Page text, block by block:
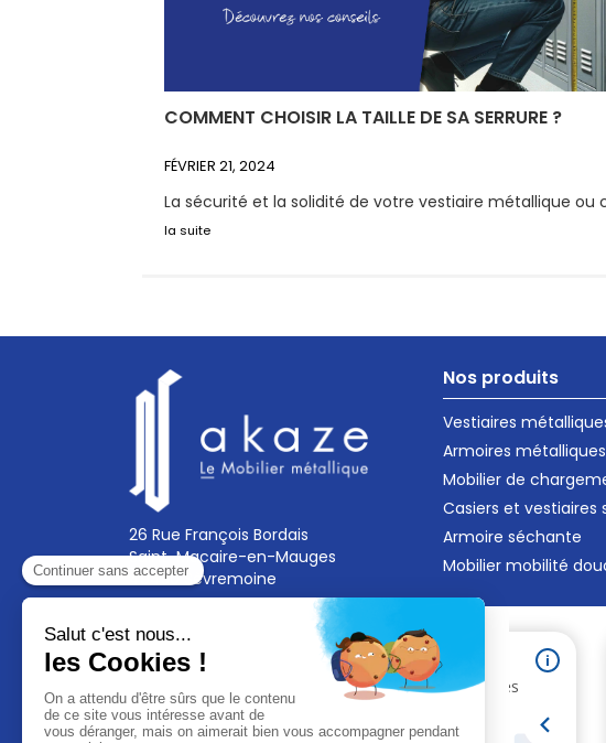
COMMENT CHOISIR LA TAILLE DE SA SERRURE ?
FÉVRIER 21, 2024
La sécurité et la solidité de votre vestiaire métallique ou
la suite
26 Rue François Bordais
Saint-Macaire-en-Mauges
49450 Sèvremoine
Nos produits
Vestiaires
Armoires métalliques
Mobilier de
Casiers et vestiaires
Armoire séchante
Mobilier mobilité